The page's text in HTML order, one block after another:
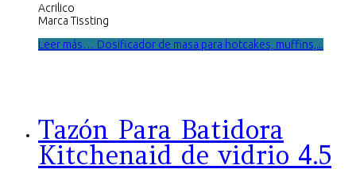
Acrilico
Marca Tissting
Leer más… Dosificador de masa para hotcakes, muffins,...
Tazón Para Batidora
Kitchenaid de vidrio 4.5